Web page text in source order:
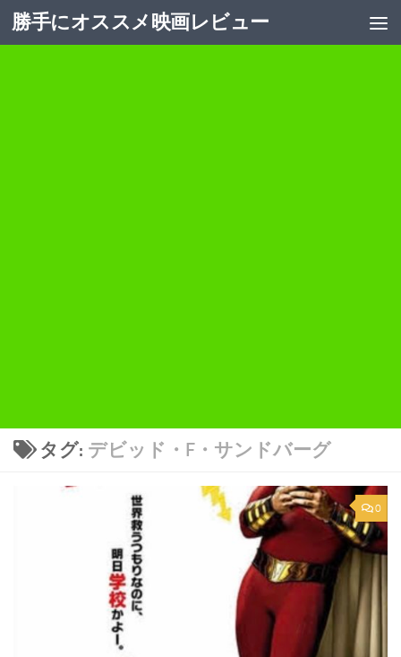
コンテンツへスキップ
勝手にオススメ映画レビュー
タグ: デビッド・F・サンドバーグ
0